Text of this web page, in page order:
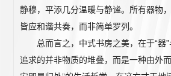
静穆，平添几分温暖与静谧。所有器物
皆应和谐共奏，而非简单罗列。
总而言之，中式书房之美，在于“器
追求的并非物质的堆叠，而是一种由外